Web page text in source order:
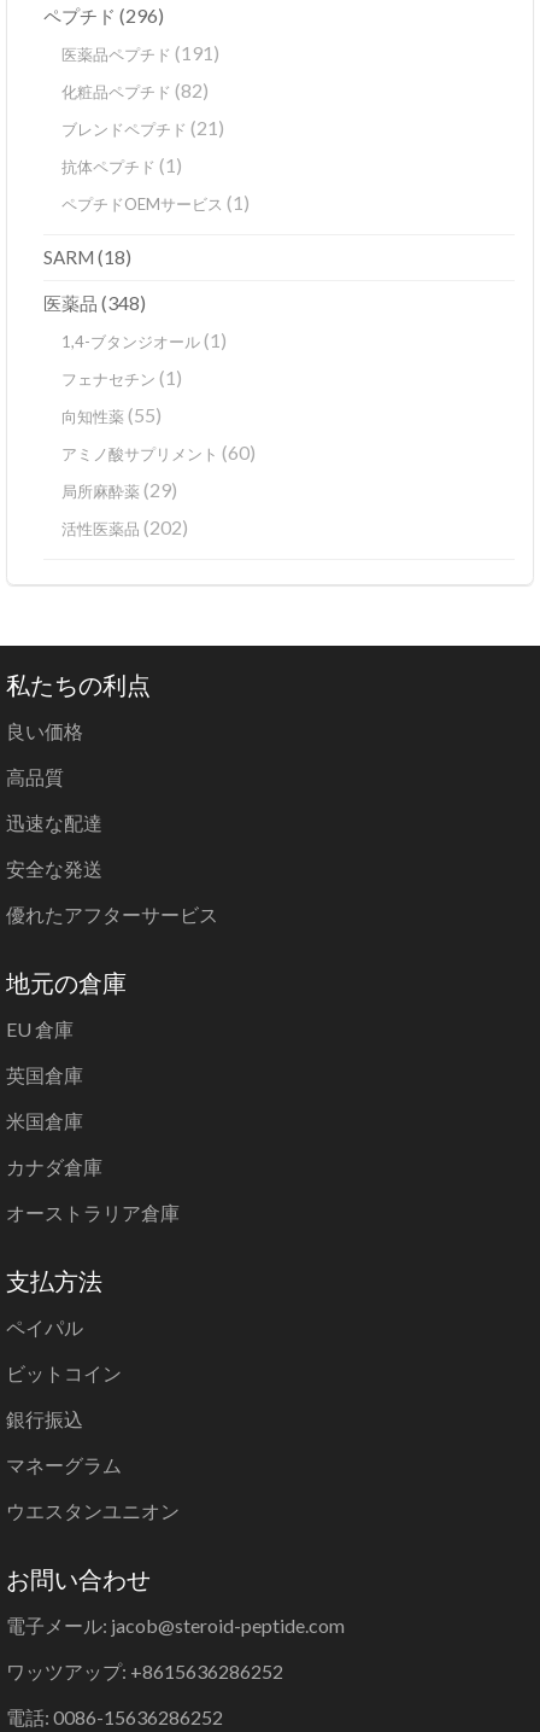
ペプチド (296)
医薬品ペプチド (191)
化粧品ペプチド (82)
ブレンドペプチド (21)
抗体ペプチド (1)
ペプチドOEMサービス (1)
SARM (18)
医薬品 (348)
1,4-ブタンジオール(1)
フェナセチン (1)
向知性薬 (55)
アミノ酸サプリメント (60)
局所麻酔薬 (29)
活性医薬品 (202)
私たちの利点
良い価格
高品質
迅速な配達
安全な発送
優れたアフターサービス
地元の倉庫
EU 倉庫
英国倉庫
米国倉庫
カナダ倉庫
オーストラリア倉庫
支払方法
ペイパル
ビットコイン
銀行振込
マネーグラム
ウエスタンユニオン
お問い合わせ
電子メール: jacob@steroid-peptide.com
ワッツアップ: +8615636286252
電話: 0086-15636286252